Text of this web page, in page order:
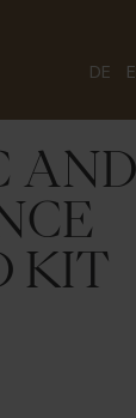
DE
AND
KIT